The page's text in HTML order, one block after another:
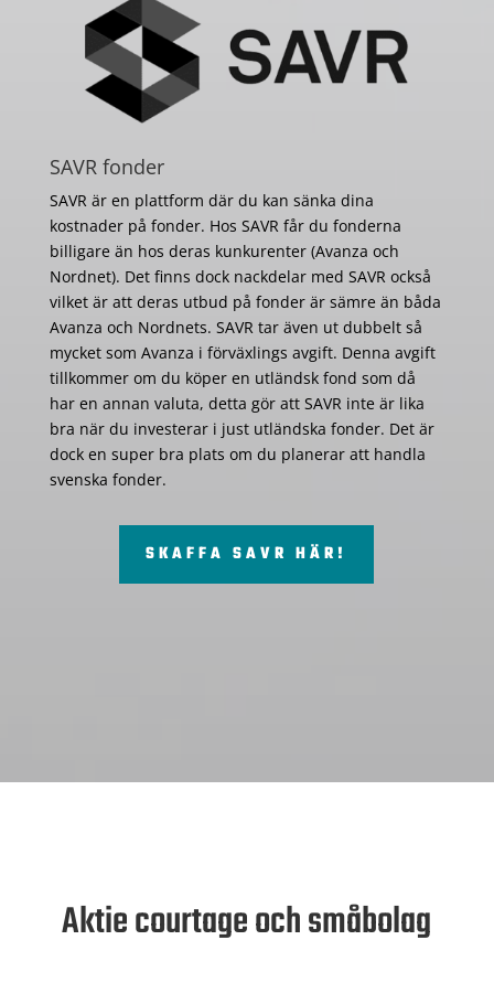
SAVR fonder
SAVR är en plattform där du kan sänka dina
kostnader på fonder. Hos SAVR får du fonderna
billigare än hos deras kunkurenter (Avanza och
Nordnet). Det finns dock nackdelar med SAVR också
vilket är att deras utbud på fonder är sämre än båda
Avanza och Nordnets. SAVR tar även ut dubbelt så
mycket som Avanza i förväxlings avgift. Denna avgift
tillkommer om du köper en utländsk fond som då
har en annan valuta, detta gör att SAVR inte är lika
bra när du investerar i just utländska fonder. Det är
dock en super bra plats om du planerar att handla
svenska fonder.
SKAFFA SAVR HÄR!
Aktie courtage och småbolag